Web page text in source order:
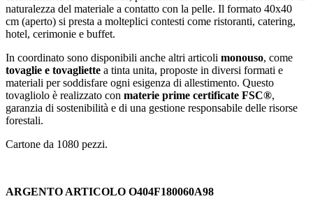
naturalezza del materiale a contatto con la pelle. Il formato 40x40
cm (aperto) si presta a molteplici contesti come ristoranti, catering,
hotel, cerimonie e buffet.
In coordinato sono disponibili anche altri articoli monouso, come
tovaglie e tovagliette a tinta unita, proposte in diversi formati e
materiali per soddisfare ogni esigenza di allestimento. Questo
tovagliolo è realizzato con materie prime certificate FSC®,
garanzia di sostenibilità e di una gestione responsabile delle risorse
forestali.
Cartone da 1080 pezzi.
ARGENTO ARTICOLO O404F180060A98